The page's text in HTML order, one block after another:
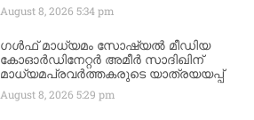
August 8, 20265:34 pm
ഗൾഫ് മാധ്യമം സോഷ്യൽ മീഡിയ
കോഓർഡിനേറ്റർ അമീർ സാദിഖിന്
മാധ്യമപ്രവർത്തകരുടെ യാത്രയയപ്പ്
August 8, 20265:29 pm